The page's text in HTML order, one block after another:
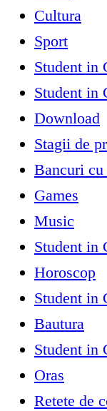
Cultura
Sport
Student in
Student in
Download
Stagii de
Bancuri
Games
Music
Student in
Horoscop
Student in
Bautura
Student in
Oras
Retete de